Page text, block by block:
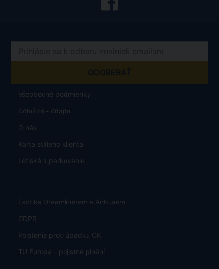
Všeobecné podmienky
Dôležité - čítajte
O nás
Karta stáleho klienta
Letiská a parkovanie
Exotika Dreamlinerem a Airbusem
GDPR
Poistenie proti úpadku CK
TU Europa - pojistné plnění